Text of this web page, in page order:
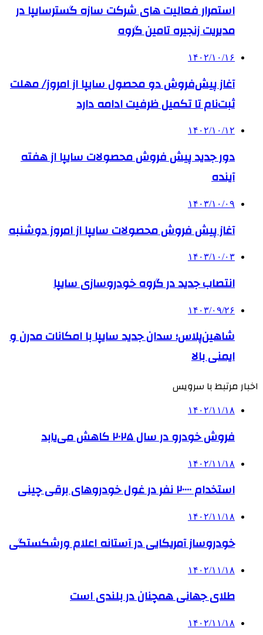
استمرار فعالیت های شرکت سازه گسترسایپا در
مدیریت زنجیره تامین گروه
۱۴۰۲/۱۰/۱۶
آغاز پیش‌فروش دو محصول سایپا از امروز/ مهلت
ثبت‌نام تا تکمیل ظرفیت ادامه دارد
۱۴۰۲/۱۰/۱۲
دور جدید پیش فروش محصولات سایپا از هفته
آینده
۱۴۰۳/۱۰/۰۹
آغاز پیش فروش محصولات سایپا از امروز دوشنبه
۱۴۰۳/۱۰/۰۳
انتصاب جدید در گروه خودروسازی سایپا
۱۴۰۳/۰۹/۲۶
شاهین‌پلاس؛ سدان جدید سایپا با امکانات مدرن و
ایمنی بالا
اخبار مرتبط با سرویس
۱۴۰۲/۱۱/۱۸
فروش خودرو در سال ۲۰۲۵ کاهش می‌یابد
۱۴۰۲/۱۱/۱۸
استخدام ۲۰۰۰۰ نفر در غول خودروهای برقی چینی
۱۴۰۲/۱۱/۱۸
خودروساز آمریکایی در آستانه اعلام ورشکستگی
۱۴۰۲/۱۱/۱۸
طلای جهانی همچنان در بلندی است
۱۴۰۲/۱۱/۱۸